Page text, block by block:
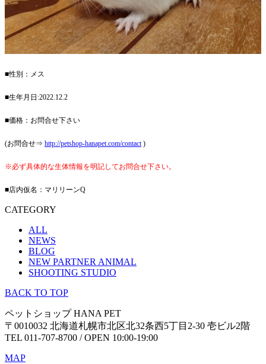
■性別：メス
■生年月日:2022.12.2
■価格：お問合せ下さい
(お問合せ⇒ http://petshop-hanapet.com/contact)
※必ず具体的な生体情報を明記してお問合せ下さい。
■店内仮名：マリリーンQ
CATEGORY
ALL
NEWS
BLOG
NEW PARTNER ANIMAL
SHOOTING STUDIO
BACK TO TOP
ペットショップ HANA PET
〒0010032 北海道札幌市北区北32条西5丁目2-30 壱ビル2階
TEL 011-707-8700 / OPEN 10:00-19:00
MAP